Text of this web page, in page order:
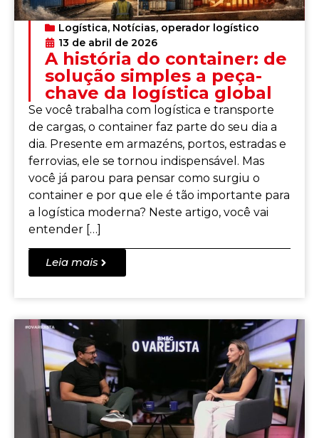
Logística, Notícias, operador logístico
13 de abril de 2026
A história do container: de
solução simples a peça-
chave da logística global
Se você trabalha com logística e transporte
de cargas, o container faz parte do seu dia a
dia. Presente em armazéns, portos, estradas e
ferrovias, ele se tornou indispensável. Mas
você já parou para pensar como surgiu o
container e por que ele é tão importante para
a logística moderna? Neste artigo, você vai
entender […]
Leia mais